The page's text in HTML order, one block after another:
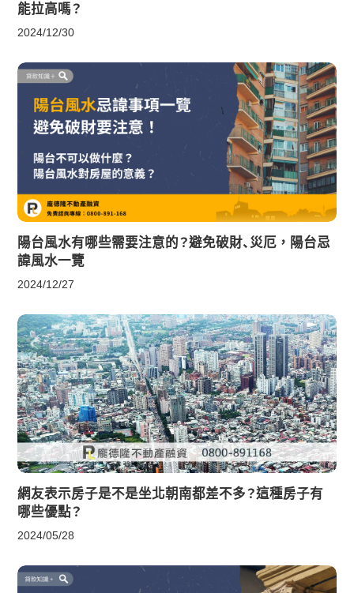
能拉高嗎？
2024/12/30
陽台風水有哪些需要注意的？避免破財、災厄，陽台忌
諱風水一覽
2024/12/27
網友表示房子是不是坐北朝南都差不多？這種房子有
哪些優點？
2024/05/28